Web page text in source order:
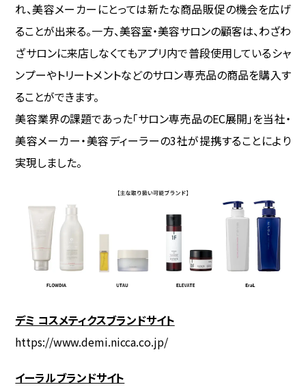
れ、美容メーカーにとっては新たな商品販促の機会を広げ
ることが出来る。一方、美容室・美容サロンの顧客は、わざわ
ざサロンに来店しなくてもアプリ内で普段使用しているシャ
ンプーやトリートメントなどのサロン専売品の商品を購入す
ることができます。
美容業界の課題であった「サロン専売品のEC展開」を当社・
美容メーカー・美容ディーラーの3社が提携することにより
実現しました。
デミ コスメティクスブランドサイト
https://www.demi.nicca.co.jp/
イーラルブランドサイト